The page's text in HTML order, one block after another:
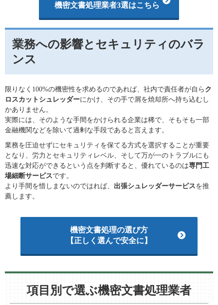
機密文書処理業者3選はこちら
業務への影響とセキュリティのバラ
ンス
限りなく100%の機密性を求めるのであれば、社内で責任者が自ら ク
ロスカットシュレッダーにかけ、その手で屑を焼却所へ持ち込むし
かありません。
実際には、そのような手間をかけられる企業は稀で、そもそも一部
金融機関などを除いて過剰な手段であると言えます。
業務を圧迫せずにセキュリティを保てる方式を選択することが重要
となり、労力とセキュリティレベル、そして万が一のトラブルにも
迅速な対応ができるという点を判断すると、優れているのは専門工
場細断サービスです。
より手間を惜しまないのではれば、 出張シュレッダーサービスを推
薦します。
機密文書処理の選び方
【正しく選んで安全に】
項目別で選ぶ機密文書処理業者